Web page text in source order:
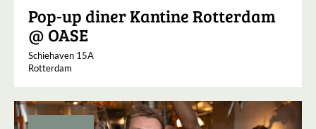
Pop-up diner Kantine Rotterdam
@ OASE
Schiehaven 15A
Rotterdam